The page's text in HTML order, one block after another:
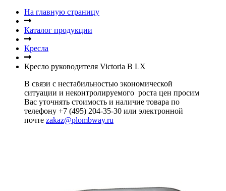
На главную страницу
Каталог продукции
Кресла
Кресло руководителя Victoria B LX
В связи с нестабильностью экономической
ситуации и неконтролируемого роста цен просим
Вас уточнять стоимость и наличие товара по
телефону +7 (495) 204-35-30 или электронной
почте zakaz@plombway.ru